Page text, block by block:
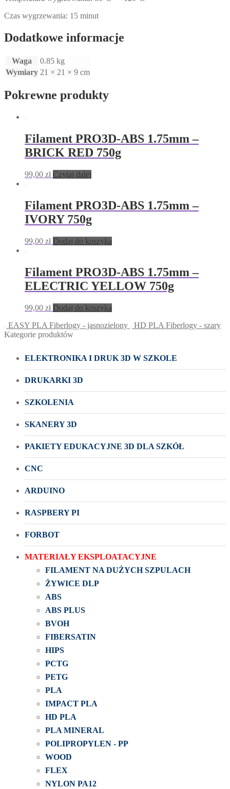
Czas wygrzewania: 15 minut
Dodatkowe informacje
Waga
0.85 kg
Wymiary 21 × 21 × 9 cm
Pokrewne produkty
Filament PRO3D-ABS 1.75mm –
BRICK RED 750g
99,00 zł Czytaj dalej
Filament PRO3D-ABS 1.75mm –
IVORY 750g
99,00 zł Dodaj do koszyka
Filament PRO3D-ABS 1.75mm –
ELECTRIC YELLOW 750g
99,00 zł Dodaj do koszyka
EASY PLA Fiberlogy - jasnozielony
HD PLA Fiberlogy - szary
Kategorie produktów
ELEKTRONIKA I DRUK 3D W SZKOLE
DRUKARKI 3D
SZKOLENIA
SKANERY 3D
PAKIETY EDUKACYJNE 3D DLA SZKÓŁ
CNC
ARDUINO
RASPBERY PI
FORBOT
MATERIAŁY EKSPLOATACYJNE
FILAMENT NA DUŻYCH SZPULACH
ŻYWICE DLP
ABS
ABS PLUS
BVOH
FIBERSATIN
HIPS
PCTG
PETG
PLA
IMPACT PLA
HD PLA
PLA MINERAL
POLIPROPYLEN - PP
WOOD
FLEX
NYLON PA12